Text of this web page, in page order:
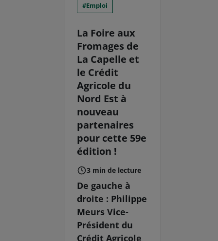
Emploi
La Foire aux
Fromages de
La Capelle et
le Crédit
Agricole du
Nord Est à
nouveau
partenaires
pour cette 59e
édition !
3 min de lecture
De gauche à
droite : Philippe
Meurs Vice-
Président du
Crédit Agricole